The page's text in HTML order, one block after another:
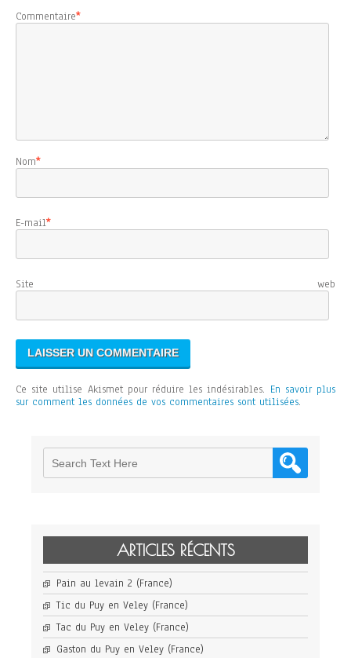
Commentaire*
Nom*
E-mail*
Site web
Ce site utilise Akismet pour réduire les indésirables. En savoir plus
sur comment les données de vos commentaires sont utilisées.
ARTICLES RÉCENTS
Pain au levain 2 (France)
Tic du Puy en Veley (France)
Tac du Puy en Veley (France)
Gaston du Puy en Veley (France)